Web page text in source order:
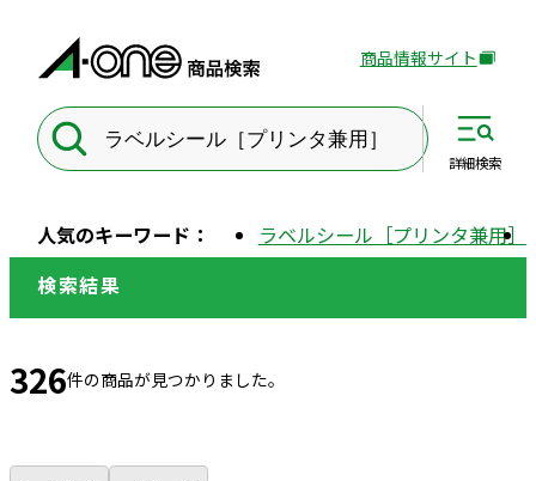
外
サ
イ
別
商品情報サイト
人気のキーワード： ラベルシール［プリンタ兼用］
詳細検索
検索結果
326件の商品が見つかりました。